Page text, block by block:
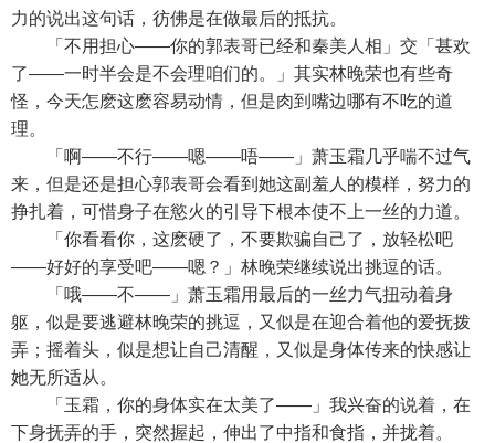
力的说出这句话，彷佛是在做最后的抵抗。
「不用担心——你的郭表哥已经和秦美人相」交「甚欢
了——一时半会是不会理咱们的。」其实林晚荣也有些奇
怪，今天怎麽这麽容易动情，但是肉到嘴边哪有不吃的道
理。
「啊——不行——嗯——唔——」萧玉霜几乎喘不过气
来，但是还是担心郭表哥会看到她这副羞人的模样，努力的
挣扎着，可惜身子在慾火的引导下根本使不上一丝的力道。
「你看看你，这麽硬了，不要欺骗自己了，放轻松吧
——好好的享受吧——嗯？」林晚荣继续说出挑逗的话。
「哦——不——」萧玉霜用最后的一丝力气扭动着身
躯，似是要逃避林晚荣的挑逗，又似是在迎合着他的爱抚拨
弄；摇着头，似是想让自己清醒，又似是身体传来的快感让
她无所适从。
「玉霜，你的身体实在太美了——」我兴奋的说着，在
下身抚弄的手，突然握起，伸出了中指和食指，并拢着。